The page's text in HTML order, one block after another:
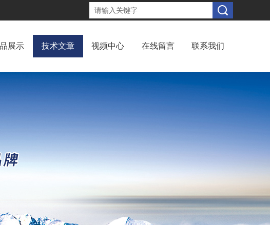
展示 技术文章 视频中心 在线留言 联系我们